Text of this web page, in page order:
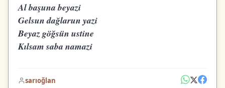
Al başuna beyazi
Gelsun dağlarun yazi
Beyaz göğsün ustine
Kılsam saba namazi
sarıoğlan